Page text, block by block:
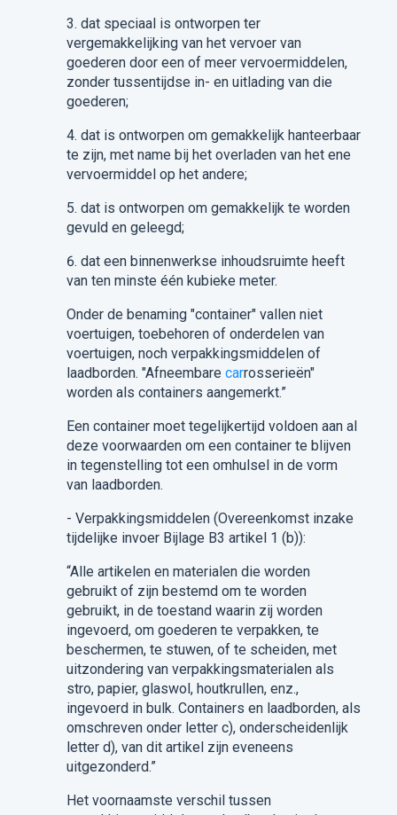
3. dat speciaal is ontworpen ter
vergemakkelijking van het vervoer van
goederen door een of meer vervoermiddelen,
zonder tussentijdse in- en uitlading van die
goederen;
4. dat is ontworpen om gemakkelijk hanteerbaar
te zijn, met name bij het overladen van het ene
vervoermiddel op het andere;
5. dat is ontworpen om gemakkelijk te worden
gevuld en geleegd;
6. dat een binnenwerkse inhoudsruimte heeft
van ten minste één kubieke meter.
Onder de benaming "container" vallen niet
voertuigen, toebehoren of onderdelen van
voertuigen, noch verpakkingsmiddelen of
laadborden. "Afneembare carrosserieën"
worden als containers aangemerkt.”
Een container moet tegelijkertijd voldoen aan al
deze voorwaarden om een container te blijven
in tegenstelling tot een omhulsel in de vorm
van laadborden.
- Verpakkingsmiddelen (Overeenkomst inzake
tijdelijke invoer Bijlage B3 artikel 1 (b)):
“Alle artikelen en materialen die worden
gebruikt of zijn bestemd om te worden
gebruikt, in de toestand waarin zij worden
ingevoerd, om goederen te verpakken, te
beschermen, te stuwen, of te scheiden, met
uitzondering van verpakkingsmaterialen als
stro, papier, glaswol, houtkrullen, enz.,
ingevoerd in bulk. Containers en laadborden, als
omschreven onder letter c), onderscheidenlijk
letter d), van dit artikel zijn eveneens
uitgezonderd.”
Het voornaamste verschil tussen